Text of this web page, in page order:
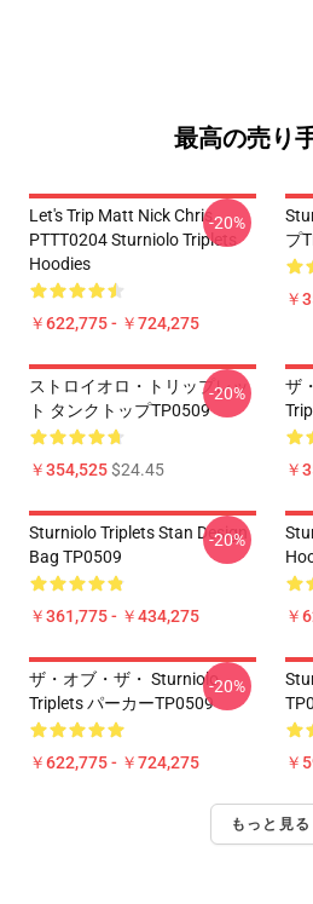
最高の売り
Let's Trip Matt Nick Chris
PTTT0204 Sturniolo Triplets
Hoodies
￥622,775 - ￥724,275
-20%
プ
￥
ストロイオロ・トリップレッ
ト タンクトップTP0509
￥354,525$24.45
-20%
ザ
￥
Sturniolo Triplets Stan Design
Bag TP0509
￥361,775 - ￥434,275
-20%
￥
ザ・オブ・ザ・ Sturniolo
Triplets パーカーTP0509
￥622,775 - ￥724,275
-20%
￥
もっと見る